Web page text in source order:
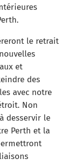
le retrait
et
des
avec notre
Non
desservir le
Perth et la